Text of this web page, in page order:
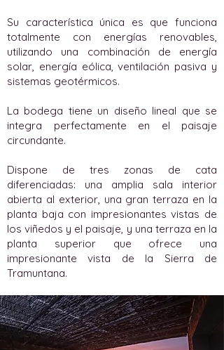
Su característica única es que funciona
totalmente con energías renovables,
utilizando una combinación de energía
solar, energía eólica, ventilación pasiva y
sistemas geotérmicos.
La bodega tiene un diseño lineal que se
integra perfectamente en el paisaje
circundante.
Dispone de tres zonas de cata
diferenciadas: una amplia sala interior
abierta al exterior, una gran terraza en la
planta baja con impresionantes vistas de
los viñedos y el paisaje, y una terraza en la
planta superior que ofrece una
impresionante vista de la Sierra de
Tramuntana.